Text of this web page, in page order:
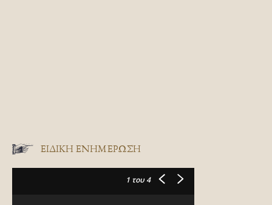
ΕΙΔΙΚΉ ΕΝΗΜΈΡΩΣΗ
1 του 4